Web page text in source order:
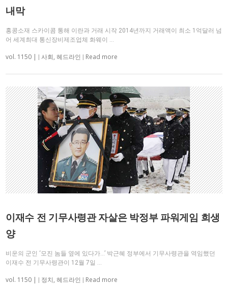
내막
홍콩소재 스카이콤 통해 이란과 거래 시작 2014년까지 거래액이 최소 1억달러 넘
어 세계최대 통신장비제조업체 화웨이 …
vol. 1150 | 사회 ,헤드라인 Read more
이재수 전 기무사령관 자살은 박정부 파워게임 희생
양
비운의 군인 ‘모진 놈들 옆에 있다가…’ 박근혜 정부에서 기무사령관을 역임했던
이재수 전 기무사령관이 12월 7일 …
vol. 1150 | 정치 ,헤드라인 Read more